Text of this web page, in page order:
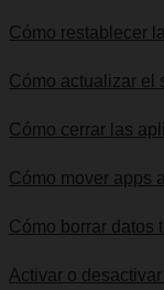
Cómo restablecer
Cómo actualizar el
Cómo cerrar las
Cómo mover apps
Cómo borrar datos
Activar o